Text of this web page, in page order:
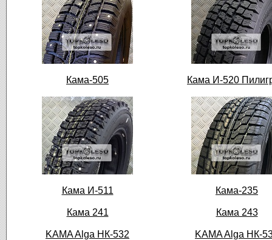
Кама-505 Кама И-520
Кама И-511 Кама-235
Кама 241 Кама 243
KAMA Alga НК-532 KAMA Alga НК-